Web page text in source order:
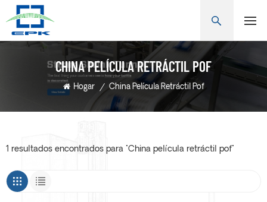
CHINA PELÍCULA RETRÁCTIL POF
Hogar / China Película Retráctil Pof
1 resultados encontrados para "China película retráctil pof"